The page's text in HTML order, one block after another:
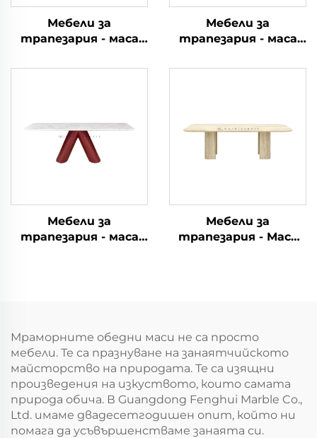
Мебели за
трапезария - маса
Мебели за
трапезария - маса
Мебели за
трапезария - маса
Мебели за
трапезария - Маса
Мраморните обедни маси не са просто
мебели. Те са празнуване на занаятчийското
майсторство на природата. Те са изящни
произведения на изкуството, които самата
природа обича. В Guangdong Fenghui Marble Co.,
Ltd. имаме двадесетгодишен опит, който ни
помага да усъвършенстваме занаята си.